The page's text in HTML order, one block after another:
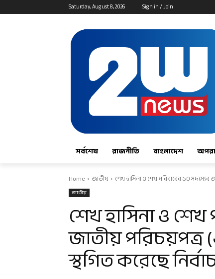
Saturday, August 8, 2026 Sign in / Join
সর্বশেষ রাজনীতি বাংলাদেশ
Home জাতীয় শেখ হাসিনা ও শেখ পরিবারের ১০
জাতীয়
শেখ হাসিনা ও
জাতীয়
স্থগিত করেছে